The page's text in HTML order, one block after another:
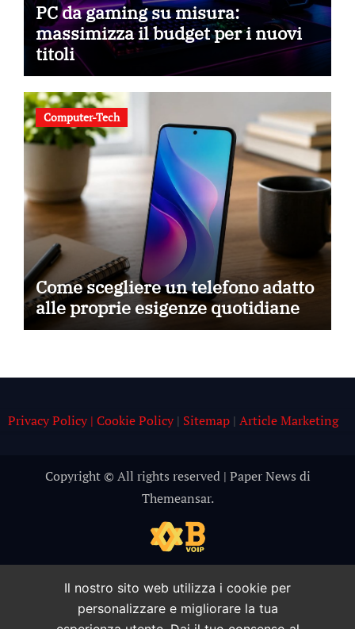
PC da gaming su misura:
massimizza il budget per i nuovi
titoli
Computer-Tech
Come scegliere un telefono adatto
alle proprie esigenze quotidiane
Privacy Policy | Cookie Policy| Sitemap| Article Marketing
Copyright © All rights reserved | Paper News di
Themeansar.
Il nostro sito web utilizza i cookie per
personalizzare e migliorare la tua